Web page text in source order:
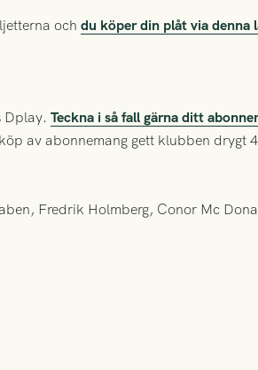
och du köper din plåt via denna
Dplay. Teckna i så fall gärna ditt
av abonnemang gett klubben drygt
Fredrik Holmberg, Conor Mc